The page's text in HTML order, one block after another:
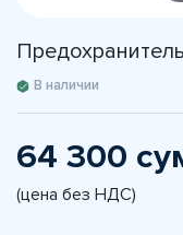
В наличии
64 300
(цена без НДС)